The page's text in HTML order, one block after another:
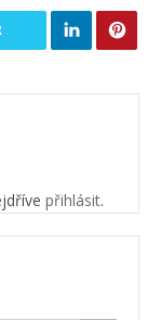
přihlásit.